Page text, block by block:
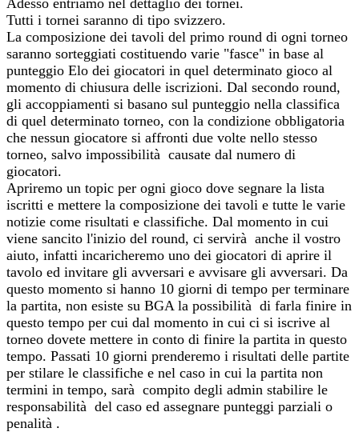
Adesso entriamo nel dettaglio dei tornei.
Tutti i tornei saranno di tipo svizzero.
La composizione dei tavoli del primo round di ogni torneo
saranno sorteggiati costituendo varie "fasce" in base al
punteggio Elo dei giocatori in quel determinato gioco al
momento di chiusura delle iscrizioni. Dal secondo round,
gli accoppiamenti si basano sul punteggio nella classifica
di quel determinato torneo, con la condizione obbligatoria
che nessun giocatore si affronti due volte nello stesso
torneo, salvo impossibilità causate dal numero di
giocatori.
Apriremo un topic per ogni gioco dove segnare la lista
iscritti e mettere la composizione dei tavoli e tutte le varie
notizie come risultati e classifiche. Dal momento in cui
viene sancito l'inizio del round, ci servirà anche il vostro
aiuto, infatti incaricheremo uno dei giocatori di aprire il
tavolo ed invitare gli avversari e avvisare gli avversari. Da
questo momento si hanno 10 giorni di tempo per terminare
la partita, non esiste su BGA la possibilità di farla finire in
questo tempo per cui dal momento in cui ci si iscrive al
torneo dovete mettere in conto di finire la partita in questo
tempo. Passati 10 giorni prenderemo i risultati delle partite
per stilare le classifiche e nel caso in cui la partita non
termini in tempo, sarà compito degli admin stabilire le
responsabilità del caso ed assegnare punteggi parziali o
penalità .